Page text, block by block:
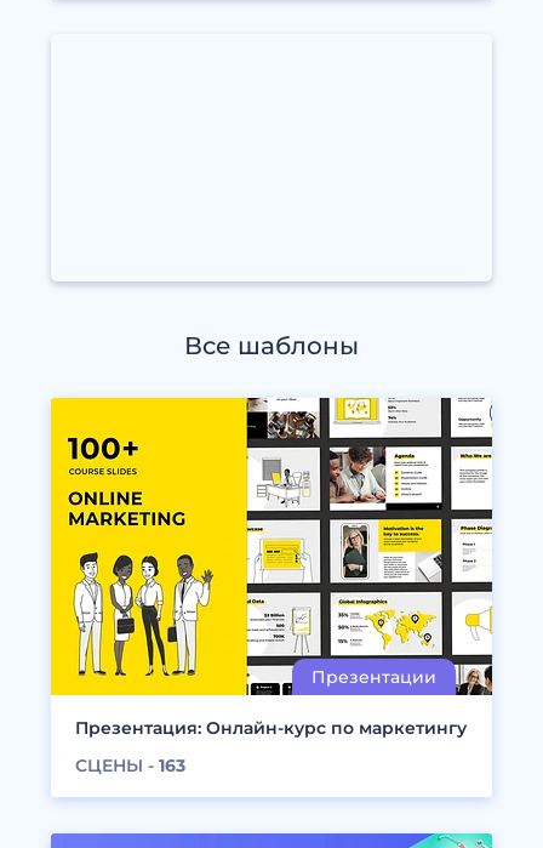
Все шаблоны
Презентация: Онлайн-курс по маркетингу
СЦЕНЫ - 163